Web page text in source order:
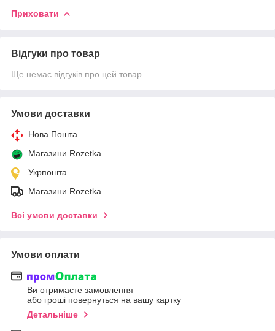
Приховати
Відгуки про товар
Ще немає відгуків про цей товар
Умови доставки
Нова Пошта
Магазини Rozetka
Укрпошта
Магазини Rozetka
Всі умови доставки
Умови оплати
Ви отримаєте замовлення
або гроші повернуться на вашу картку
Детальніше